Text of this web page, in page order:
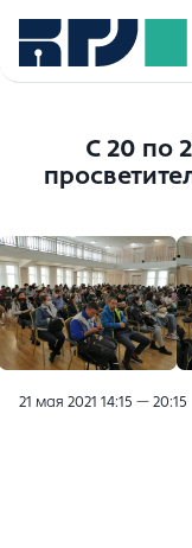
С 20 по
21 мая 2021 14:15 — 20:15